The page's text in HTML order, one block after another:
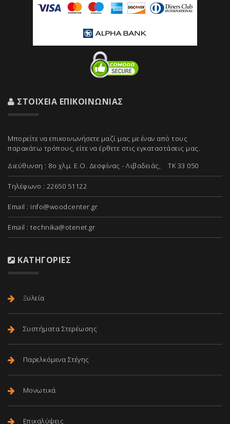
ΣΤΟΙΧΕΊΑ ΕΠΙΚΟΙΝΩΝΊΑΣ
Μπορείτε να επικοινωνήσετε μαζί μας με έναν από τους
παρακάτω τρόπους, είτε να έρθετε στις εγκαταστάσεις μας.
Διεύθυνση : 8ο χλμ. Ε.Ο. Δεσφίνας - Λιβαδειάς, ΤΚ 33 050
Τηλέφωνο : 22650 51122
Email : info@woodcenter.gr
Email : technika@otenet.gr
ΚΑΤΗΓΟΡΊΕΣ
Ξυλεία
Συστήματα Στερέωσης
Παρελκόμενα Στέγης
Μονωτικά
Επικαλύψεις